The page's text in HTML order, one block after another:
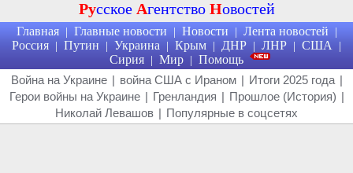
Русское Агентство Новостей
Главная | Главные новости | Новости | Лента новостей |
Россия | Путин | Украина | Крым | ДНР | ЛНР | США |
Сирия | Мир | Помощь
Война на Украине | война США с Ираном | Итоги 2025 года |
Герои войны на Украине | Гренландия | Прошлое (История) |
Николай Левашов | Популярные в соцсетях